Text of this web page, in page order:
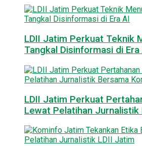
LDII Jatim Perkuat Teknik
Tangkal Disinformasi di Era
LDII Jatim Perkuat
Lewat Pelatihan